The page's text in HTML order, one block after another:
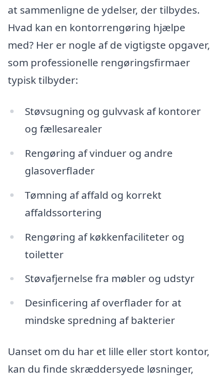
at sammenligne de ydelser, der tilbydes.
Hvad kan en kontorrengøring hjælpe
med? Her er nogle af de vigtigste opgaver,
som professionelle rengøringsfirmaer
typisk tilbyder:
Støvsugning og gulvvask af kontorer
og fællesarealer
Rengøring af vinduer og andre
glasoverflader
Tømning af affald og korrekt
affaldssortering
Rengøring af køkkenfaciliteter og
toiletter
Støvafjernelse fra møbler og udstyr
Desinficering af overflader for at
mindske spredning af bakterier
Uanset om du har et lille eller stort kontor,
kan du finde skræddersyede løsninger,